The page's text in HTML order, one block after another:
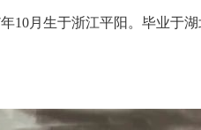
10月生于浙江平阳。毕业于